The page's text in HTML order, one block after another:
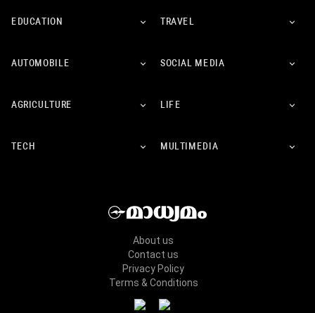
EDUCATION TRAVEL
AUTOMOBILE SOCIAL MEDIA
AGRICULTURE LIFE
TECH MULTIMEDIA
About us
Contact us
Privacy Policy
Terms & Conditions